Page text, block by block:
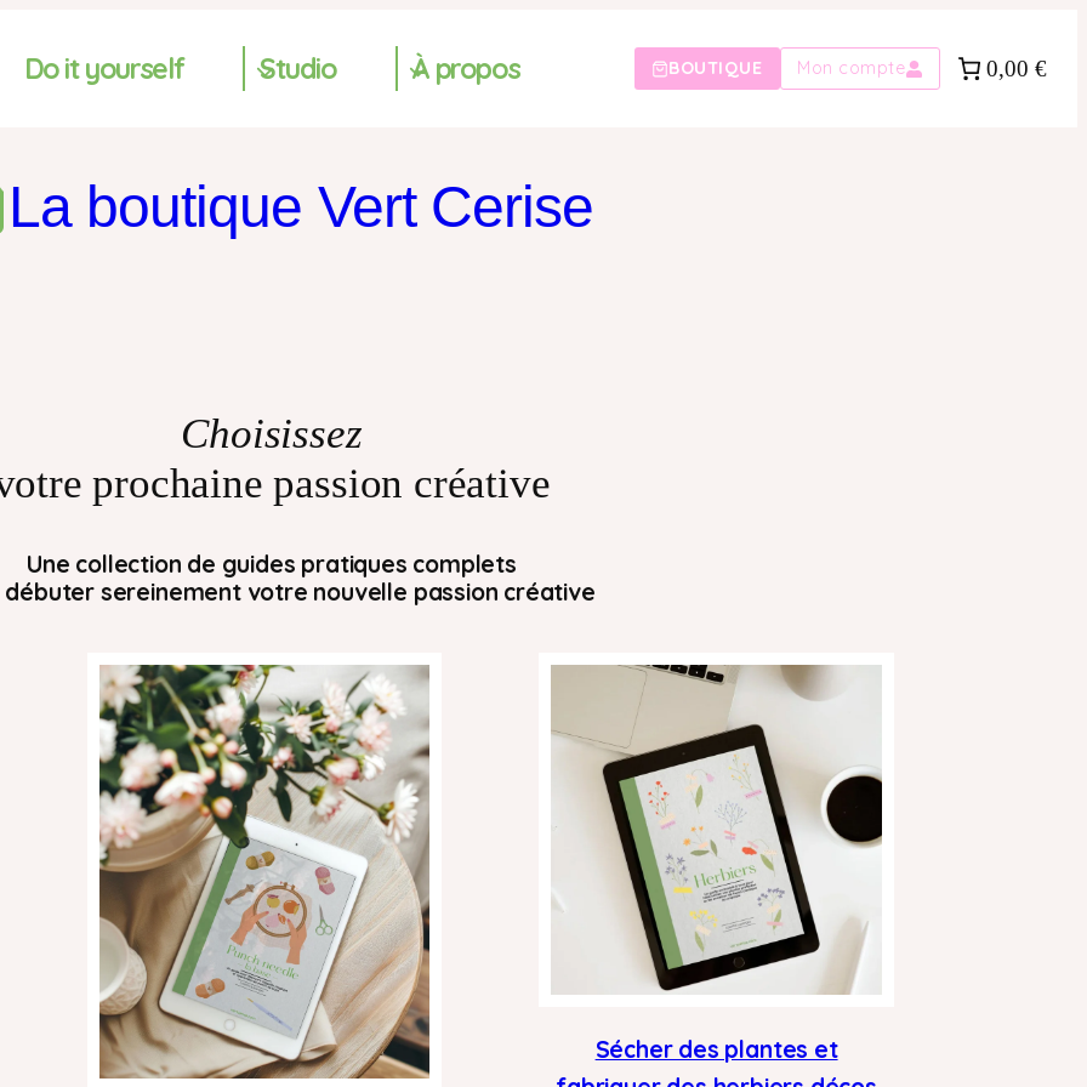
Do it yourself Studio À propos BOUTIQUE Mon compte 0,00 €
La boutique Vert Cerise
Choisissez
prochaine passion créative
Une collection de guides pratiques complets
débuter sereinement votre nouvelle passion créative
Sécher des plantes et